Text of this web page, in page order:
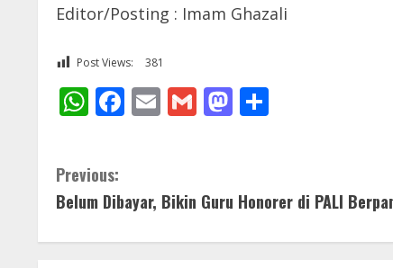
Editor/Posting : Imam Ghazali
Post Views: 381
WhatsApp
Facebook
EmailGmailMastodon
C
o
n
Previous:
Belum Dibayar, Bikin Guru Honorer di PALI